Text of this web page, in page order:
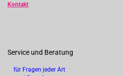
Kontakt
Service und Beratung
für Fragen jeder Art